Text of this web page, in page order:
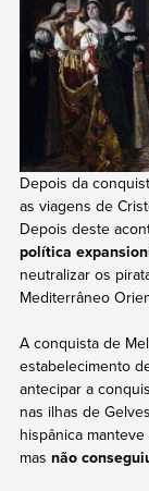
Depois da
as viagens de
Depois deste
política
neutralizar os
Mediterrâneo
A conquista de
estabelecimento
antecipar a
nas ilhas de
hispânica
mas não